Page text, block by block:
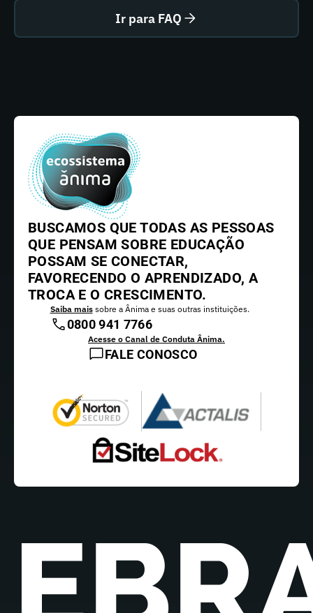
Ir para FAQ
BUSCAMOS QUE TODAS AS PESSOAS
QUE PENSAM SOBRE EDUCAÇÃO
POSSAM SE CONECTAR,
FAVORECENDO O APRENDIZADO, A
TROCA E O CRESCIMENTO.
Saiba maissobre a Ânima e suas outras instituições.
0800 941 7766
Acesse o Canal de Conduta Ânima.
FALE CONOSCO